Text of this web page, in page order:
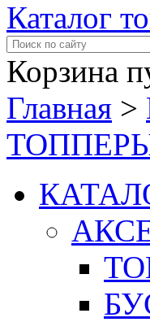
Каталог
Корзина
Главная >